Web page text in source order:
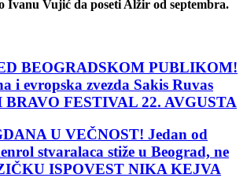
Ivanu Vujić da poseti Alžir od septembra.
BEOGRADSKOM PUBLIKOM!
i evropska zvezda Sakis Ruvas
BRAVO FESTIVAL 22. AVGUSTA
U VEČNOST! Jedan od
stvaralaca stiže u Beograd, ne
ISPOVEST NIKA KEJVA